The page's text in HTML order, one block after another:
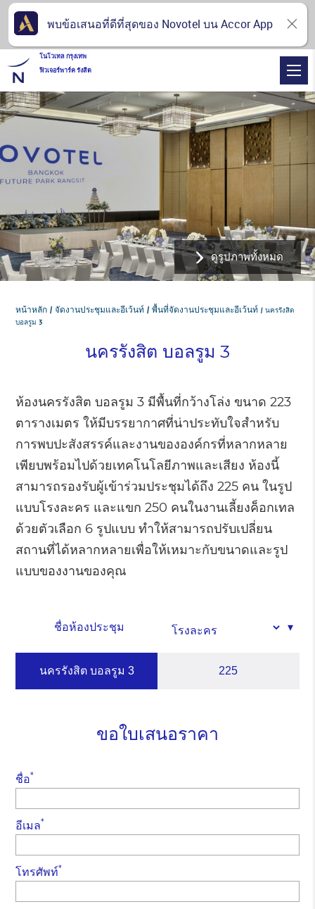
ดูรูปภาพทั้งหมด
หน้าหลัก จัดงานประชุมและอีเว้นท์ พื้นที่จัดงานประชุมและอีเว้นท์
นครรังสิต
บอลรูม 3
นครรังสิต บอลรูม 3
ห้องนครรังสิต บอลรูม 3 มีพื้นที่กว้างโล่ง ขนาด 223
ตารางเมตร ให้มีบรรยากาศที่น่าประทับใจสำหรับ
การพบปะสังสรรค์และงานขององค์กรที่หลากหลาย
เพียบพร้อมไปด้วยเทคโนโลยีภาพและเสียง ห้องนี้
สามารถรองรับผู้เข้าร่วมประชุมได้ถึง 225 คน ในรูป
แบบโรงละคร และแขก 250 คนในงานเลี้ยงค็อกเทล
ด้วยตัวเลือก 6 รูปแบบ ทำให้สามารถปรับเปลี่ยน
สถานที่ได้หลากหลายเพื่อให้เหมาะกับขนาดและรูป
แบบของงานของคุณ
ชื่อห้องประชุม
นครรังสิต บอลรูม 3 225
ขอใบเสนอราคา
ชื่อ*
อีเมล*
โทรศัพท์*
โนโวเทล กรุงเทพ
ฟิวเจอร์พาร์ค รังสิต
พบข้อเสนอที่ดีที่สุดของ Novotel บน Accor App